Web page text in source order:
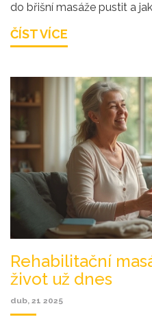
do břišní masáže pustit a
opakovat. Praktické tipy
ČÍST VÍCE
Rehabilitační
život už dnes
dub, 21 2025